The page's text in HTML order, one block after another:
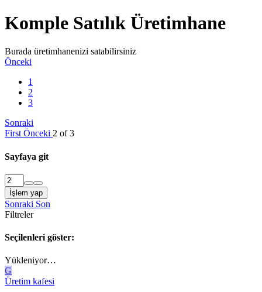
Komple Satılık Üretimhane
Burada üretimhanenizi satabilirsiniz
Önceki
1
2
3
Sonraki
First Önceki 2 of 3
Sayfaya git
İşlem yap
Sonraki Son
Filtreler
Seçilenleri göster:
Yükleniyor…
G
Üretim kafesi